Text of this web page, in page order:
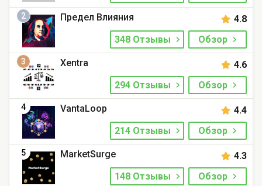
2 Предел Влияния
4.8
348 Отзывы
Обзор
3 Xentra
4.6
294 Отзывы
Обзор
4 VantaLoop
4.4
214 Отзывы
Обзор
5 MarketSurge
4.3
148 Отзывы
Обзор